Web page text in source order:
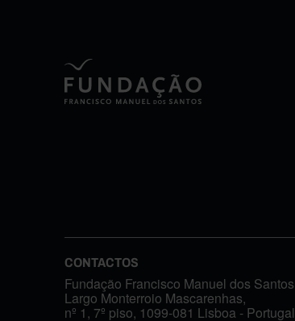
CONTACTOS
Fundação Francisco Manuel dos Santos
Largo Monterroio Mascarenhas,
nº 1, 7º piso, 1099-081 Lisboa - Portugal